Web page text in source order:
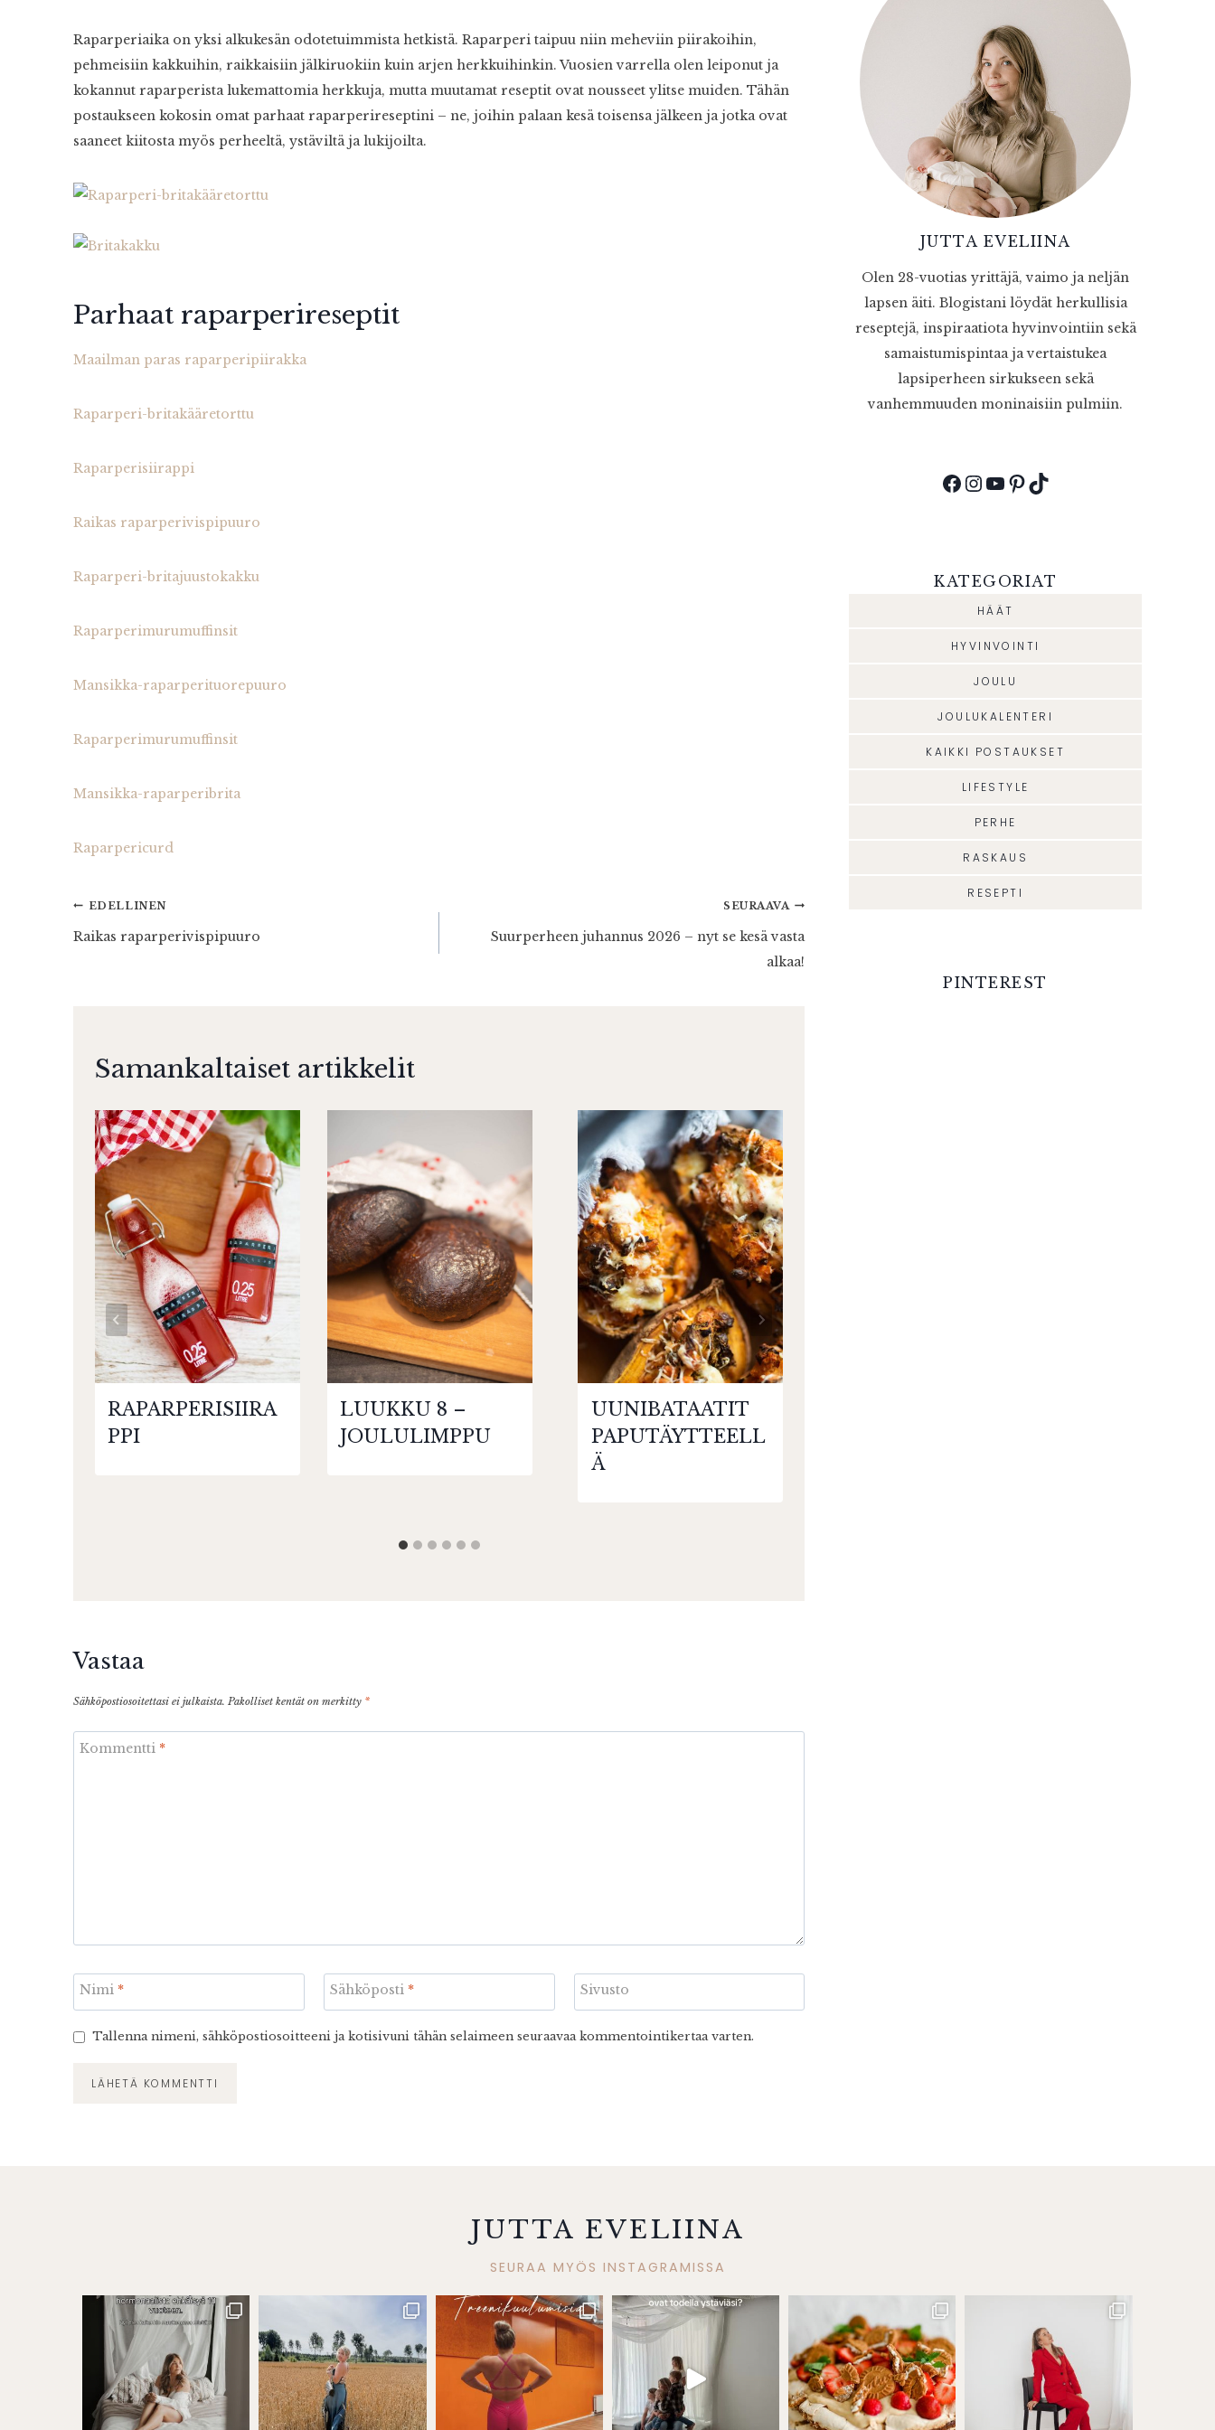
Raparperiaika on yksi alkukesän odotetuimmista hetkistä. Raparperi taipuu niin meheviin piirakoihin,
pehmeisiin kakkuihin, raikkaisiin jälkiruokiin kuin arjen herkkuihinkin. Vuosien varrella olen leiponut ja
kokannut raparperista lukemattomia herkkuja, mutta muutamat reseptit ovat nousseet ylitse muiden. Tähän
postaukseen kokosin omat parhaat raparperireseptini – ne, joihin palaan kesä toisensa jälkeen ja jotka ovat
saaneet kiitosta myös perheeltä, ystäviltä ja lukijoilta.
Parhaat raparperireseptit
Maailman paras raparperipiirakka
Raparperi-britakääretorttu
Raparperisiirappi
Raikas raparperivispipuuro
Raparperi-britajuustokakku
Raparperimurumuffinsit
Mansikka-raparperituorepuuro
Raparperimurumuffinsit
Mansikka-raparperibrita
Raparpericurd
Artikkelien
selaus
EDELLINEN
Raikas raparperivispipuuro
SEURAAVA
Suurperheen juhannus 2026 – nyt se kesä vasta
alkaa!
Samankaltaiset artikkelit
RAPARPERISIIRA
PPI
LUUKKU 8 –
JOULULIMPPU
UUNIBATAATIT
PAPUTÄYTTEELL
Ä
Vastaa
Sähköpostiosoitettasi ei julkaista. Pakolliset kentät on merkitty *
Kommentti *
Nimi * Sähköposti * Sivusto
Tallenna nimeni, sähköpostiosoitteeni ja kotisivuni tähän selaimeen seuraavaa kommentointikertaa varten.
JUTTA EVELIINA
Olen 28-vuotias yrittäjä, vaimo ja neljän
lapsen äiti. Blogistani löydät herkullisia
reseptejä, inspiraatiota hyvinvointiin sekä
samaistumispintaa ja vertaistukea
lapsiperheen sirkukseen sekä
vanhemmuuden moninaisiin pulmiin.
Facebook
Instagram
YouTube
Pinterest
TikTok
KATEGORIAT
HÄÄT
HYVINVOINTI
JOULU
JOULUKALENTERI
KAIKKI POSTAUKSET
LIFESTYLE
PERHE
RASKAUS
RESEPTI
PINTEREST
JUTTA EVELIINA
SEURAA MYÖS INSTAGRAMISSA